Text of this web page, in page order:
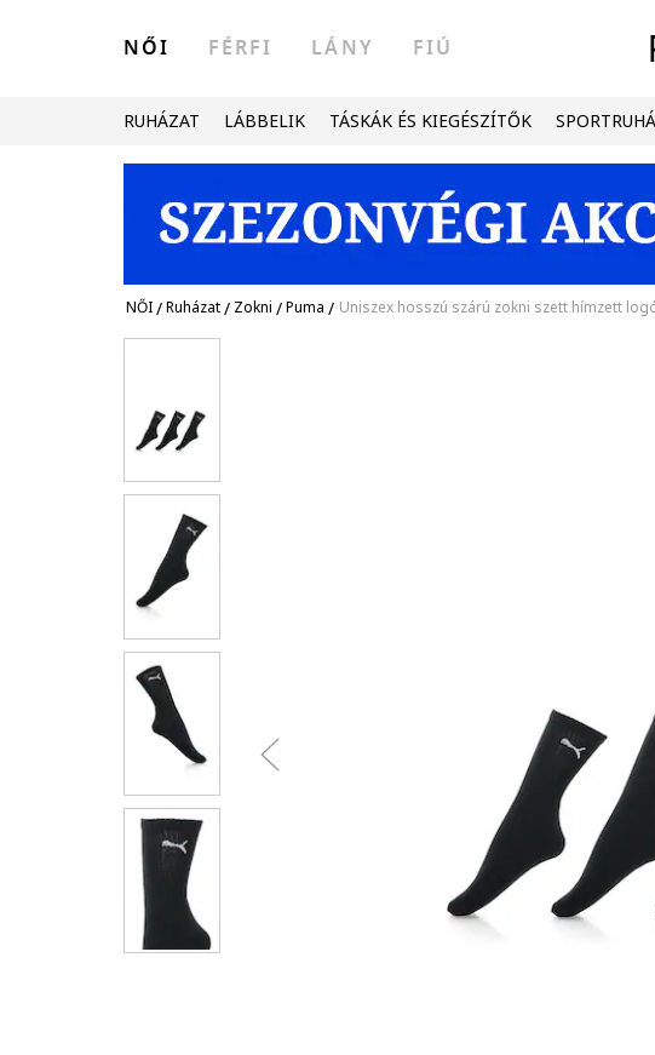
NŐI FÉRFI LÁNY FIÚ
RUHÁZAT LÁBBELIK TÁSKÁK ÉS KIEGÉSZÍTŐK
NŐI/Ruházat/ Zokni /Puma / Uniszex hosszú szárú zokni szett hímzett